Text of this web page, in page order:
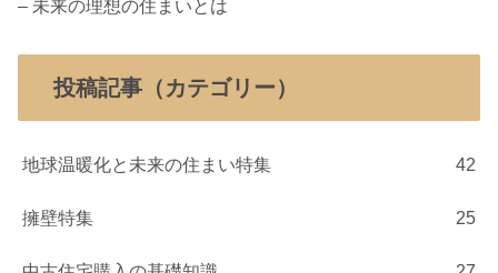
– 未来の理想の住まいとは
投稿記事（カテゴリー）
地球温暖化と未来の住まい特集 42
擁壁特集 25